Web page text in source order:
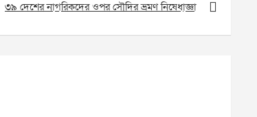
৩৯ দেশের নাগরিকদের ওপর সৌদির ভ্রমণ নিষেধাজ্ঞা